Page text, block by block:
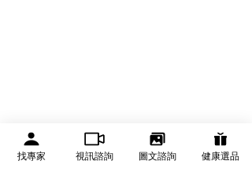
找專家 視訊諮詢 圖文諮詢 健康選品